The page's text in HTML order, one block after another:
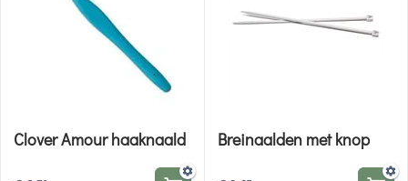
Clover Amour haaknaald Breinaalden met knop